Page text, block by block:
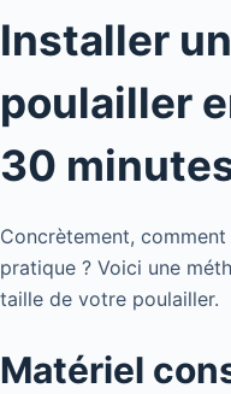
Installer
poulailler
30
Concrètement,
pratique ? Voici une
taille de votre poulailler.
Matériel